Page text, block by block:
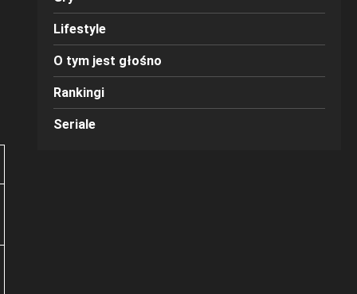
Lifestyle
O tym jest głośno
Rankingi
Seriale